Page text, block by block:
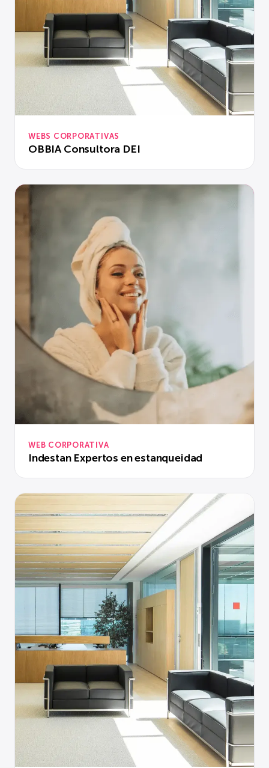
WEBS CORPORATIVAS
OBBIA Consultora DEI
WEB CORPORATIVA
Indestan Expertos en estanqueidad